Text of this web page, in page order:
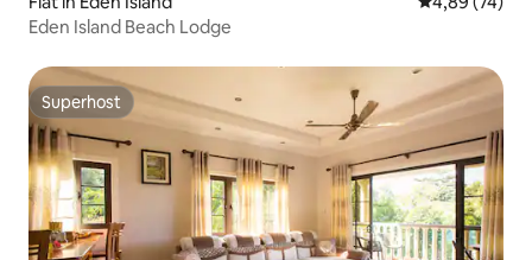
Eden Island Beach Lodge
Superhost
Superhost